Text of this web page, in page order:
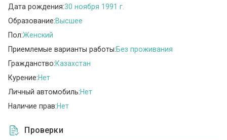
Дата рождения:30 ноября 1991 г.
Образование:Высшее
Пол:Женский
Приемлемые варианты работы:Без проживания
Гражданство:Казахстан
Курение:Нет
Личный автомобиль:Нет
Наличие прав:Нет
Проверки